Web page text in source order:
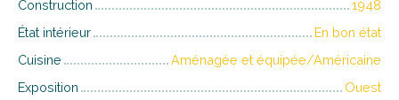
Construction
1948
État intérieur
En bon état
Cuisine
Aménagée et équipée/Américaine
Exposition
Ouest